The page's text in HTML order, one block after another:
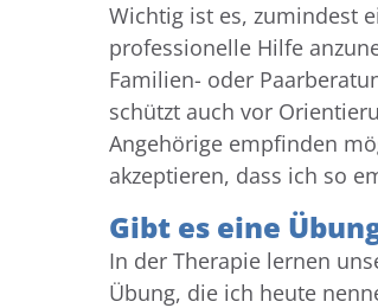
Wichtig ist es, zumindest
professionelle Hilfe
Familien- oder
schützt auch vor
Angehörige empfinden
akzeptieren, dass ich so
Gibt es eine
In der Therapie lernen
Übung, die ich heute